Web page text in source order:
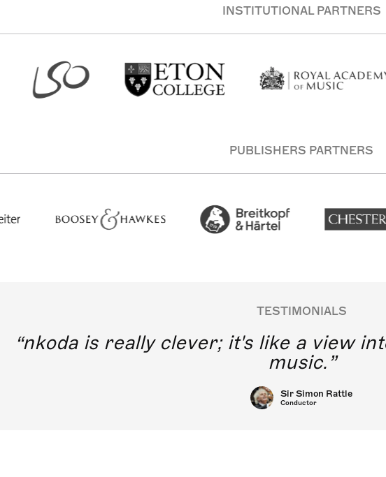
INSTITUTIONAL PARTNERS
PUBLISHERS PARTNERS
TESTIMONIALS
nkoda is really clever; it's like a view
music.
Sir Simon Rattle
Conductor